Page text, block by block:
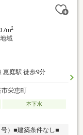
）◆つつじ公園 徒
2
域
恵庭駅 徒歩9分
栄恵町
本下水
）■建築条件なし■